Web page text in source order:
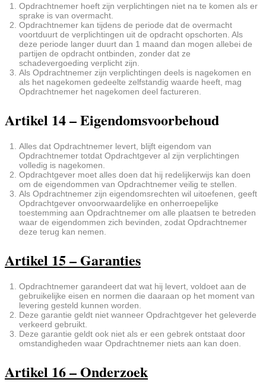
Opdrachtnemer hoeft zijn verplichtingen niet na te komen als er
sprake is van overmacht.
Opdrachtnemer kan tijdens de periode dat de overmacht
voortduurt de verplichtingen uit de opdracht opschorten. Als
deze periode langer duurt dan 1 maand dan mogen allebei de
partijen de opdracht ontbinden, zonder dat ze
schadevergoeding verplicht zijn.
Als Opdrachtnemer zijn verplichtingen deels is nagekomen en
als het nagekomen gedeelte zelfstandig waarde heeft, mag
Opdrachtnemer het nagekomen deel factureren.
Artikel 14 – Eigendomsvoorbehoud
Alles dat Opdrachtnemer levert, blijft eigendom van
Opdrachtnemer totdat Opdrachtgever al zijn verplichtingen
volledig is nagekomen.
Opdrachtgever moet alles doen dat hij redelijkerwijs kan doen
om de eigendommen van Opdrachtnemer veilig te stellen.
Als Opdrachtnemer zijn eigendomsrechten wil uitoefenen, geeft
Opdrachtgever onvoorwaardelijke en onherroepelijke
toestemming aan Opdrachtnemer om alle plaatsen te betreden
waar de eigendommen zich bevinden, zodat Opdrachtnemer
deze terug kan nemen.
Artikel 15 – Garanties
Opdrachtnemer garandeert dat wat hij levert, voldoet aan de
gebruikelijke eisen en normen die daaraan op het moment van
levering gesteld kunnen worden.
Deze garantie geldt niet wanneer Opdrachtgever het geleverde
verkeerd gebruikt.
Deze garantie geldt ook niet als er een gebrek ontstaat door
omstandigheden waar Opdrachtnemer niets aan kan doen.
Artikel 16 – Onderzoek